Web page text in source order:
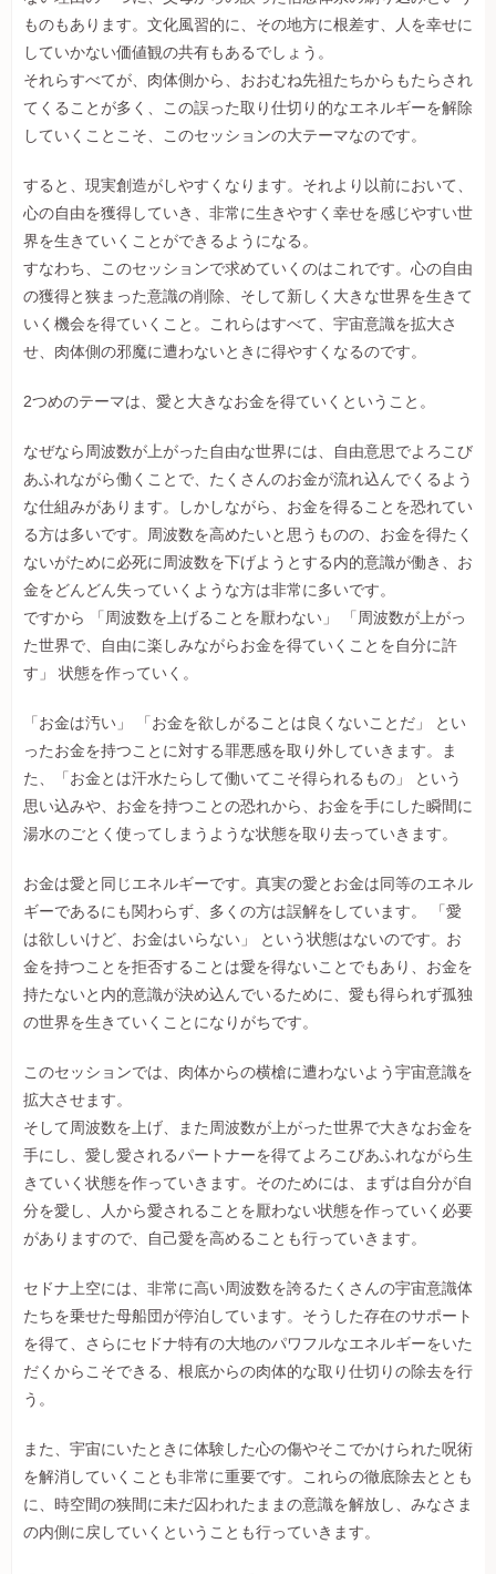
ものもあります。文化風習的に、その地方に根差す、人を幸せに
していかない価値観の共有もあるでしょう。
それらすべてが、肉体側から、おおむね先祖たちからもたらされ
てくることが多く、この誤った取り仕切り的なエネルギーを解除
していくことこそ、このセッションの大テーマなのです。
すると、現実創造がしやすくなります。それより以前において、
心の自由を獲得していき、非常に生きやすく幸せを感じやすい世
界を生きていくことができるようになる。
すなわち、このセッションで求めていくのはこれです。心の自由
の獲得と狭まった意識の削除、そして新しく大きな世界を生きて
いく機会を得ていくこと。これらはすべて、宇宙意識を拡大さ
せ、肉体側の邪魔に遭わないときに得やすくなるのです。
2つめのテーマは、愛と大きなお金を得ていくということ。
なぜなら周波数が上がった自由な世界には、自由意思でよろこび
あふれながら働くことで、たくさんのお金が流れ込んでくるよう
な仕組みがあります。しかしながら、お金を得ることを恐れてい
る方は多いです。周波数を高めたいと思うものの、お金を得たく
ないがために必死に周波数を下げようとする内的意識が働き、お
金をどんどん失っていくような方は非常に多いです。
ですから 「周波数を上げることを厭わない」 「周波数が上がっ
た世界で、自由に楽しみながらお金を得ていくことを自分に許
す」 状態を作っていく。
「お金は汚い」 「お金を欲しがることは良くないことだ」 とい
ったお金を持つことに対する罪悪感を取り外していきます。ま
た、「お金とは汗水たらして働いてこそ得られるもの」 という
思い込みや、お金を持つことの恐れから、お金を手にした瞬間に
湯水のごとく使ってしまうような状態を取り去っていきます。
お金は愛と同じエネルギーです。真実の愛とお金は同等のエネル
ギーであるにも関わらず、多くの方は誤解をしています。 「愛
は欲しいけど、お金はいらない」 という状態はないのです。お
金を持つことを拒否することは愛を得ないことでもあり、お金を
持たないと内的意識が決め込んでいるために、愛も得られず孤独
の世界を生きていくことになりがちです。
このセッションでは、肉体からの横槍に遭わないよう宇宙意識を
拡大させます。
そして周波数を上げ、また周波数が上がった世界で大きなお金を
手にし、愛し愛されるパートナーを得てよろこびあふれながら生
きていく状態を作っていきます。そのためには、まずは自分が自
分を愛し、人から愛されることを厭わない状態を作っていく必要
がありますので、自己愛を高めることも行っていきます。
セドナ上空には、非常に高い周波数を誇るたくさんの宇宙意識体
たちを乗せた母船団が停泊しています。そうした存在のサポート
を得て、さらにセドナ特有の大地のパワフルなエネルギーをいた
だくからこそできる、根底からの肉体的な取り仕切りの除去を行
う。
また、宇宙にいたときに体験した心の傷やそこでかけられた呪術
を解消していくことも非常に重要です。これらの徹底除去ととも
に、時空間の狭間に未だ囚われたままの意識を解放し、みなさま
の内側に戻していくということも行っていきます。